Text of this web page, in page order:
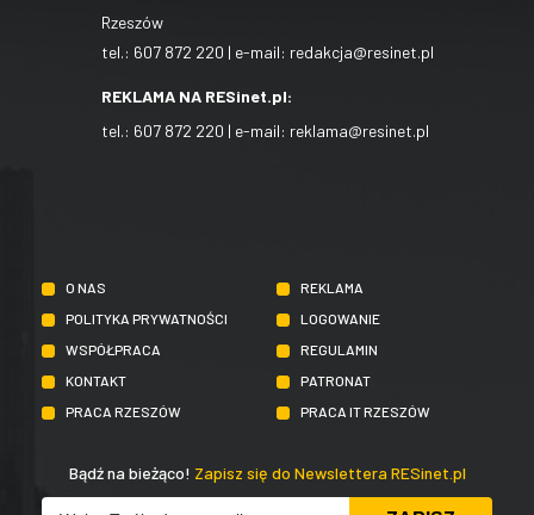
Rzeszów
tel.: 607 872 220 | e-mail: redakcja@resinet.pl
REKLAMA NA RESinet.pl:
tel.: 607 872 220 | e-mail: reklama@resinet.pl
O NAS
REKLAMA
POLITYKA PRYWATNOŚCI
LOGOWANIE
WSPÓŁPRACA
REGULAMIN
KONTAKT
PATRONAT
PRACA RZESZÓW
PRACA IT RZESZÓW
Bądź na bieżąco! Zapisz się do Newslettera RESinet.pl